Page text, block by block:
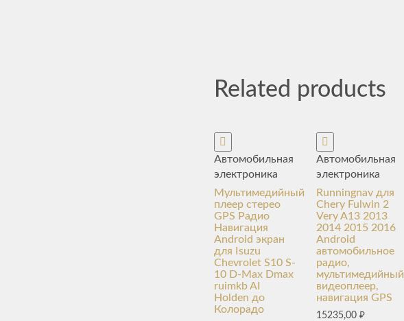
Related products
Автомобильная
электроника
Мультимедийный
плеер стерео
GPS Радио
Навигация
Android экран
для Isuzu
Chevrolet S10 S-
10 D-Max Dmax
ruimkb AI
Holden до
Колорадо
Автомобильная
электроника
Runningnav для
Chery Fulwin 2
Very A13 2013
2014 2015 2016
Android
автомобильное
радио,
мультимедийный
видеоплеер,
навигация GPS
15235,00₽